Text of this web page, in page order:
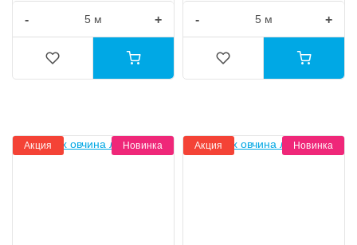
- + - +
Акция Новинка Акция Новинка